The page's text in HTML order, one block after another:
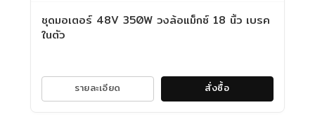
ชุดมอเตอร์ 48V 350W วงล้อแม็กซ์ 18 นิ้ว เบรค
ในตัว
รายละเอียด สั่งซื้อ